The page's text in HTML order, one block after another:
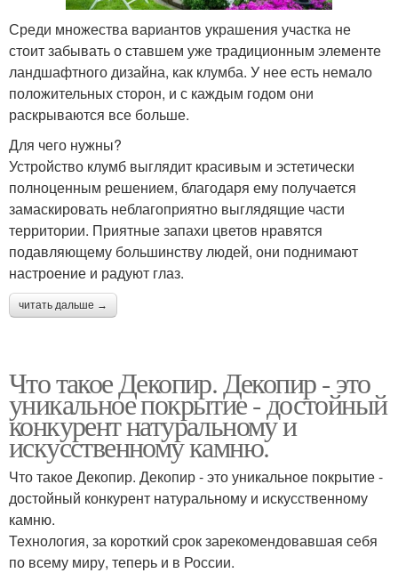
Среди множества вариантов украшения участка не
стоит забывать о ставшем уже традиционным элементе
ландшафтного дизайна, как клумба. У нее есть немало
положительных сторон, и с каждым годом они
раскрываются все больше.
Для чего нужны?
Устройство клумб выглядит красивым и эстетически
полноценным решением, благодаря ему получается
замаскировать неблагоприятно выглядящие части
территории. Приятные запахи цветов нравятся
подавляющему большинству людей, они поднимают
настроение и радуют глаз.
читать дальше →
Что такое Декопир. Декопир - это
уникальное покрытие - достойный
конкурент натуральному и
искусственному камню.
Что такое Декопир. Декопир - это уникальное покрытие -
достойный конкурент натуральному и искусственному
камню.
Технология, за короткий срок зарекомендовавшая себя
по всему миру, теперь и в России.